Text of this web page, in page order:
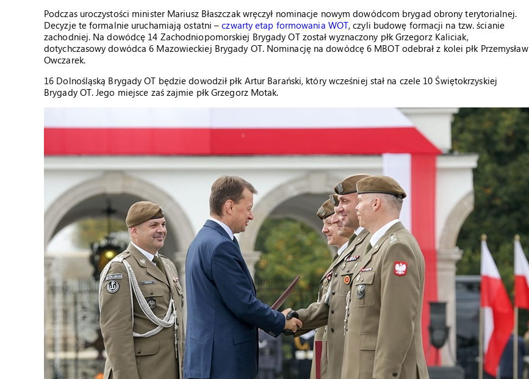
Podczas uroczystości minister Mariusz Błaszczak wręczył nominacje nowym dowódcom brygad obrony terytorialnej.
Decyzje te formalnie uruchamiają ostatni –czwarty etap formowania WOT, czyli budowę formacji na tzw. ścianie
zachodniej. Na dowódcę 14 Zachodniopomorskiej Brygady OT został wyznaczony płk Grzegorz Kaliciak,
dotychczasowy dowódca 6 Mazowieckiej Brygady OT. Nominację na dowódcę 6 MBOT odebrał z kolei płk Przemysław
Owczarek.
16 Dolnośląską Brygady OT będzie dowodził płk Artur Barański, który wcześniej stał na czele 10 Świętokrzyskiej
Brygady OT. Jego miejsce zaś zajmie płk Grzegorz Motak.